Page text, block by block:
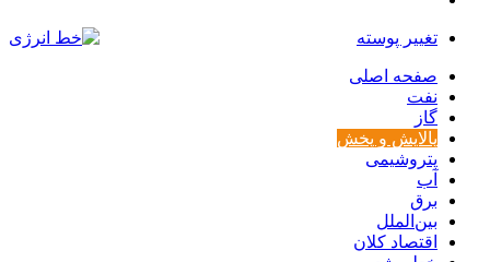
تغییر پوسته
صفحه اصلی
نفت
گاز
پالایش و پخش
پتروشیمی
آب
برق
بین‌الملل
اقتصاد کلان